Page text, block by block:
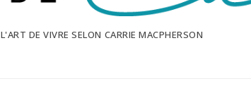
L'ART DE VIVRE SELON CARRIE MACPHERSON